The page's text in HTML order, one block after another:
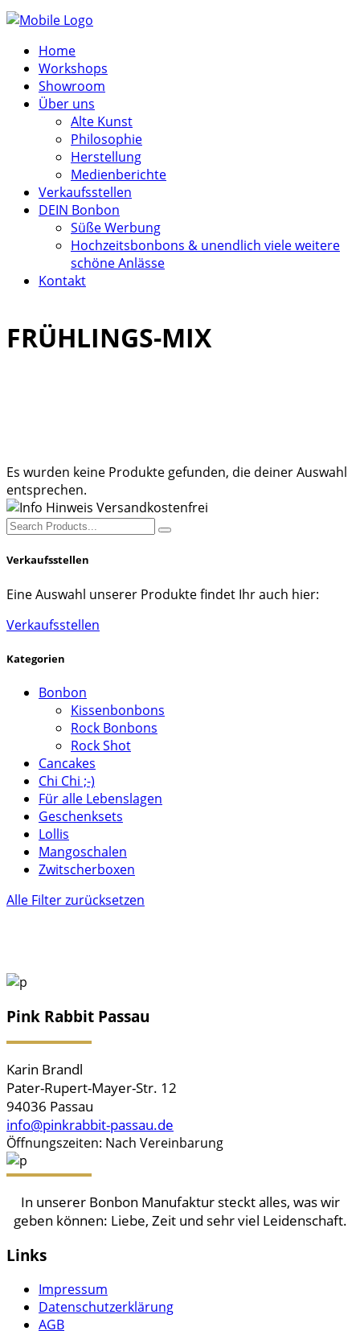
Home
Workshops
Showroom
Über uns
Alte Kunst
Philosophie
Herstellung
Medienberichte
Verkaufsstellen
DEIN Bonbon
Süße Werbung
Hochzeitsbonbons & unendlich viele weitere
schöne Anlässe
Kontakt
FRÜHLINGS-MIX
Es wurden keine Produkte gefunden, die deiner Auswahl
entsprechen.
Search
Verkaufsstellen
Eine Auswahl unserer Produkte findet Ihr auch hier:
Verkaufsstellen
Kategorien
Bonbon
Kissenbonbons
Rock Bonbons
Rock Shot
Cancakes
Chi Chi ;-)
Für alle Lebenslagen
Geschenksets
Lollis
Mangoschalen
Zwitscherboxen
Alle Filter zurücksetzen
Pink Rabbit Passau
Karin Brandl
Pater-Rupert-Mayer-Str. 12
94036 Passau
info@pinkrabbit-passau.de
Öffnungszeiten: Nach Vereinbarung
In unserer Bonbon Manufaktur steckt alles, was wir
geben können: Liebe, Zeit und sehr viel Leidenschaft.
Links
Impressum
Datenschutzerklärung
AGB